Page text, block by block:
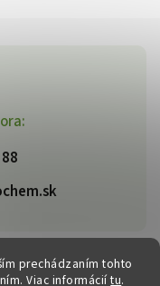
prechádzaním tohto
Viac informáciítu.
práva vyhradené.